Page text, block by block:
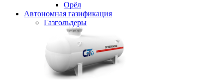
Орёл
Автономная газификация
Газгольдеры